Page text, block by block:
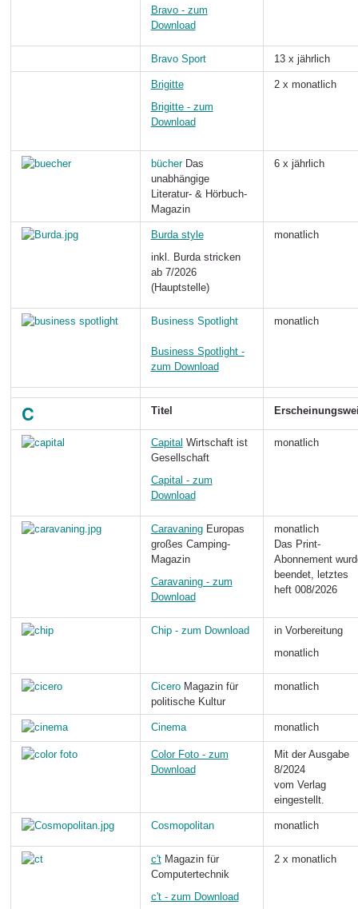
Bravo - zum
Download
Bravo Sport 13 x jährlich
Brigitte
Brigitte - zum
Download
2 x monatlich
bücherDas
unabhängige
Literatur- & Hörbuch-
Magazin
6 x jährlich
Burda style
inkl. Burda stricken
ab 7/2026
(Hauptstelle)
monatlich
Business Spotlight
Business Spotlight -
zum Download
monatlich
C Titel
Capital Wirtschaft ist
Gesellschaft
Capital - zum
Download
monatlich
CaravaningEuropas
großes Camping-
Magazin
Caravaning - zum
Download
monatlich
Das Print-
Abonnement
beendet, letztes
heft008/2026
Chip- zum Download
in Vorbereitung
monatlich
CiceroMagazin für
politische Kultur
monatlich
Cinema monatlich
Color Foto - zum
Download
Mit der Ausgabe
8/2024
vom Verlag
eingestellt.
Cosmopolitan monatlich
c'tMagazin für
Computertechnik
c't - zum Download
2 x monatlich